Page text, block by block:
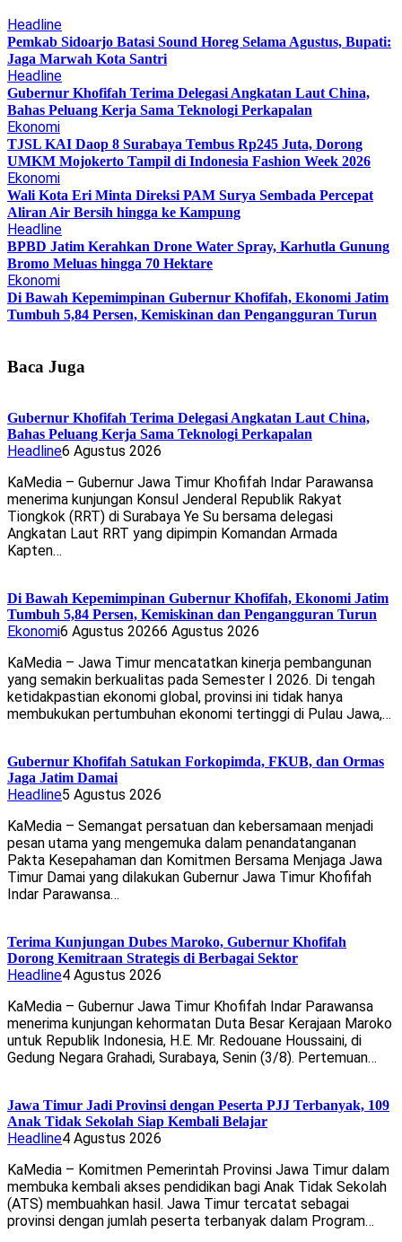
Headline
Pemkab Sidoarjo Batasi Sound Horeg Selama Agustus, Bupati:
Jaga Marwah Kota Santri
Headline
Gubernur Khofifah Terima Delegasi Angkatan Laut China,
Bahas Peluang Kerja Sama Teknologi Perkapalan
Ekonomi
TJSL KAI Daop 8 Surabaya Tembus Rp245 Juta, Dorong
UMKM Mojokerto Tampil di Indonesia Fashion Week 2026
Ekonomi
Wali Kota Eri Minta Direksi PAM Surya Sembada Percepat
Aliran Air Bersih hingga ke Kampung
Headline
BPBD Jatim Kerahkan Drone Water Spray, Karhutla Gunung
Bromo Meluas hingga 70 Hektare
Ekonomi
Di Bawah Kepemimpinan Gubernur Khofifah, Ekonomi Jatim
Tumbuh 5,84 Persen, Kemiskinan dan Pengangguran Turun
Baca Juga
Gubernur Khofifah Terima Delegasi Angkatan Laut China,
Bahas Peluang Kerja Sama Teknologi Perkapalan
Headline6 Agustus 2026
KaMedia – Gubernur Jawa Timur Khofifah Indar Parawansa
menerima kunjungan Konsul Jenderal Republik Rakyat
Tiongkok (RRT) di Surabaya Ye Su bersama delegasi
Angkatan Laut RRT yang dipimpin Komandan Armada
Kapten…
Di Bawah Kepemimpinan Gubernur Khofifah, Ekonomi Jatim
Tumbuh 5,84 Persen, Kemiskinan dan Pengangguran Turun
Ekonomi6 Agustus 20266 Agustus 2026
KaMedia – Jawa Timur mencatatkan kinerja pembangunan
yang semakin berkualitas pada Semester I 2026. Di tengah
ketidakpastian ekonomi global, provinsi ini tidak hanya
membukukan pertumbuhan ekonomi tertinggi di Pulau Jawa,…
Gubernur Khofifah Satukan Forkopimda, FKUB, dan Ormas
Jaga Jatim Damai
Headline5 Agustus 2026
KaMedia – Semangat persatuan dan kebersamaan menjadi
pesan utama yang mengemuka dalam penandatanganan
Pakta Kesepahaman dan Komitmen Bersama Menjaga Jawa
Timur Damai yang dilakukan Gubernur Jawa Timur Khofifah
Indar Parawansa…
Terima Kunjungan Dubes Maroko, Gubernur Khofifah
Dorong Kemitraan Strategis di Berbagai Sektor
Headline4 Agustus 2026
KaMedia – Gubernur Jawa Timur Khofifah Indar Parawansa
menerima kunjungan kehormatan Duta Besar Kerajaan Maroko
untuk Republik Indonesia, H.E. Mr. Redouane Houssaini, di
Gedung Negara Grahadi, Surabaya, Senin (3/8). Pertemuan…
Jawa Timur Jadi Provinsi dengan Peserta PJJ Terbanyak, 109
Anak Tidak Sekolah Siap Kembali Belajar
Headline4 Agustus 2026
KaMedia – Komitmen Pemerintah Provinsi Jawa Timur dalam
membuka kembali akses pendidikan bagi Anak Tidak Sekolah
(ATS) membuahkan hasil. Jawa Timur tercatat sebagai
provinsi dengan jumlah peserta terbanyak dalam Program…